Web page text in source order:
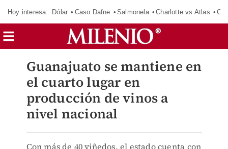
Hoy interesa: Dólar Caso Dafne Salmonela Charlotte vs Atlas
Guanajuato se mantiene en
el cuarto lugar en
producción de vinos a
nivel nacional
Con más de 40 viñedos, el estado cuenta con